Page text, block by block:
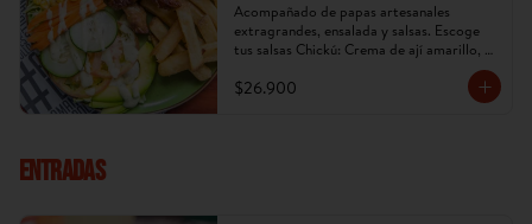
Acompañado de papas artesanales
extragrandes, ensalada y salsas. Escoge
tus salsas Chickú: Crema de ají amarillo,
rocoto o chimichurri. (Imagen referencial,
puede cambiar).
$26.900
ENTRADAS